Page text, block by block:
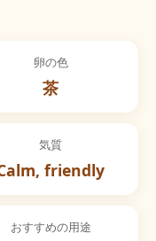
卵の色
茶
気質
friendly
おすすめの用途